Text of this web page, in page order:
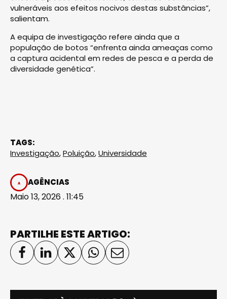
vulneráveis aos efeitos nocivos destas substâncias”,
salientam.
A equipa de investigação refere ainda que a
população de botos “enfrenta ainda ameaças como
a captura acidental em redes de pesca e a perda de
diversidade genética”.
TAGS:
Investigação,Poluição,Universidade
AGÊNCIAS
Maio 13, 2026 . 11:45
PARTILHE ESTE ARTIGO: